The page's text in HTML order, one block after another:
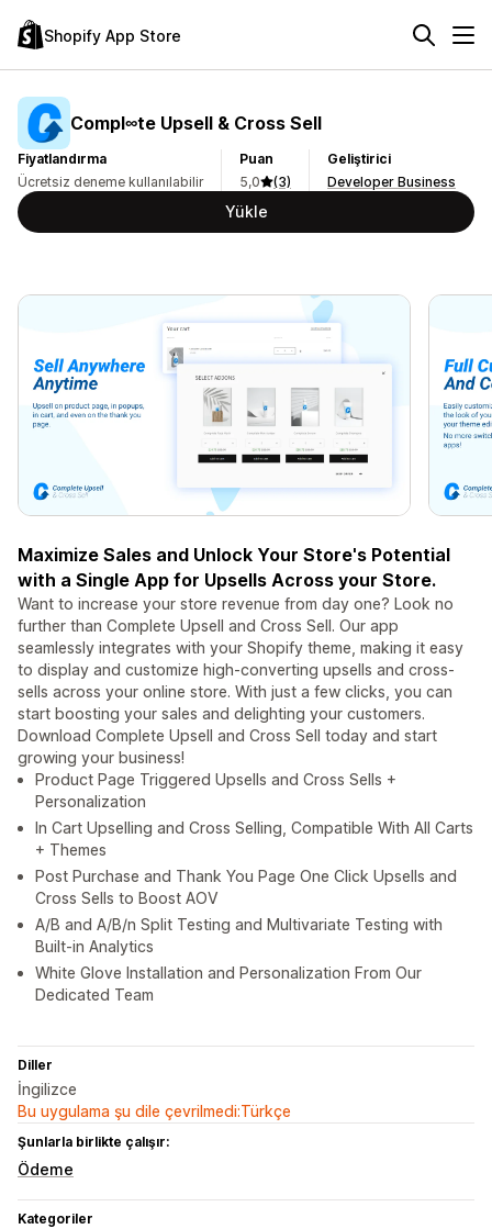
Shopify App Store
Compl∞te Upsell & Cross Sell
Fiyatlandırma
Ücretsiz deneme kullanılabilir
Puan
5,0
(3)
Geliştirici
Developer Business
Yükle
Maximize Sales and Unlock Your Store's Potential
with a Single App for Upsells Across your Store.
Want to increase your store revenue from day one? Look no
further than Complete Upsell and Cross Sell. Our app
seamlessly integrates with your Shopify theme, making it easy
to display and customize high-converting upsells and cross-
sells across your online store. With just a few clicks, you can
start boosting your sales and delighting your customers.
Download Complete Upsell and Cross Sell today and start
growing your business!
Product Page Triggered Upsells and Cross Sells +
Personalization
In Cart Upselling and Cross Selling, Compatible With All Carts
+ Themes
Post Purchase and Thank You Page One Click Upsells and
Cross Sells to Boost AOV
A/B and A/B/n Split Testing and Multivariate Testing with
Built-in Analytics
White Glove Installation and Personalization From Our
Dedicated Team
Diller
İngilizce
Bu uygulama şu dile çevrilmedi:Türkçe
Şunlarla birlikte çalışır:
Ödeme
Kategoriler